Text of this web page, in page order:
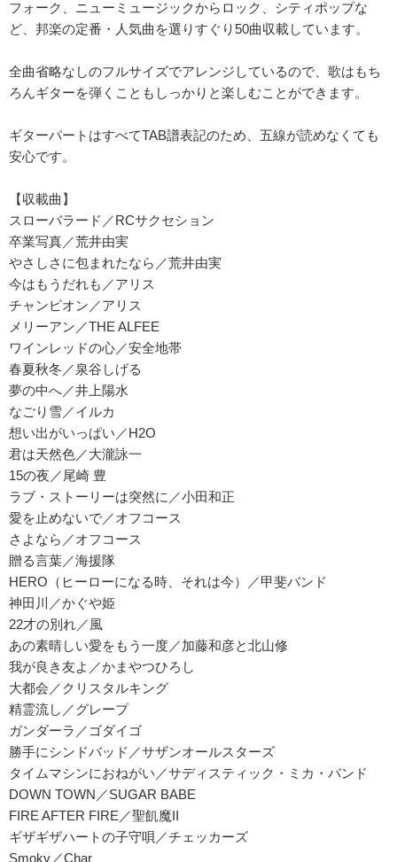
フォーク、ニューミュージックからロック、シティポップな
ど、邦楽の定番・人気曲を選りすぐり50曲収載しています。
全曲省略なしのフルサイズでアレンジしているので、歌はもち
ろんギターを弾くこともしっかりと楽しむことができます。
ギターパートはすべてTAB譜表記のため、五線が読めなくても
安心です。
【収載曲】
スローバラード／RCサクセション
卒業写真／荒井由実
やさしさに包まれたなら／荒井由実
今はもうだれも／アリス
チャンピオン／アリス
メリーアン／THE ALFEE
ワインレッドの心／安全地帯
春夏秋冬／泉谷しげる
夢の中へ／井上陽水
なごり雪／イルカ
想い出がいっぱい／H2O
君は天然色／大瀧詠一
15の夜／尾崎 豊
ラブ・ストーリーは突然に／小田和正
愛を止めないで／オフコース
さよなら／オフコース
贈る言葉／海援隊
HERO（ヒーローになる時、それは今）／甲斐バンド
神田川／かぐや姫
22才の別れ／風
あの素晴しい愛をもう一度／加藤和彦と北山修
我が良き友よ／かまやつひろし
大都会／クリスタルキング
精霊流し／グレープ
ガンダーラ／ゴダイゴ
勝手にシンドバッド／サザンオールスターズ
タイムマシンにおねがい／サディスティック・ミカ・バンド
DOWN TOWN／SUGAR BABE
FIRE AFTER FIRE／聖飢魔II
ギザギザハートの子守唄／チェッカーズ
Smoky／Char